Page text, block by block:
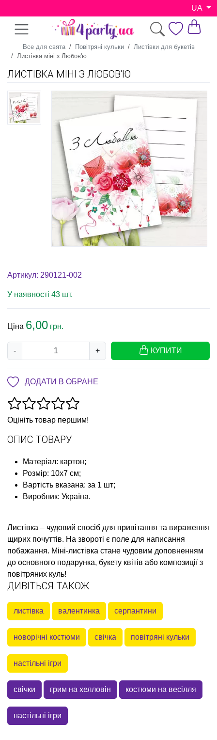
UA
Все для свята Повітряні кульки
Листівки для букетів
Листівка міні з Любов'ю
ЛИСТІВКА МІНІ З ЛЮБОВ'Ю
Артикул: 290121-002
У наявності 43 шт.
Ціна 6,00 грн.
- + КУПИТИ
ДОДАТИ В ОБРАНЕ
Оцініть товар першим!
ОПИС ТОВАРУ
Матеріал: картон;
Розмір: 10х7 см;
Вартість вказана: за 1 шт;
Виробник: Україна.
Листівка – чудовий спосіб для привітання та вираження
щирих почуттів. На звороті є поле для написання
побажання. Міні-листівка стане чудовим доповненням
до основного подарунка, букету квітів або композиції з
повітряних куль!
ДИВІТЬСЯ ТАКОЖ
листівка валентинка серпантини
новорічні костюми свічка повітряні кульки
настільні ігри
свічки грим на хелловін костюми на весілля
настільні ігри